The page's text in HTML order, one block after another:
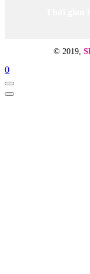
© 2019,
0